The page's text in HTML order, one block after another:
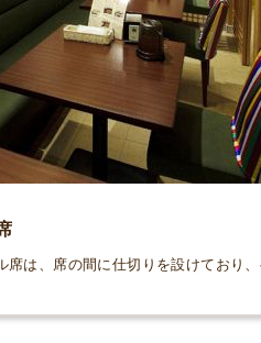
席は、席の間に仕切りを設けており